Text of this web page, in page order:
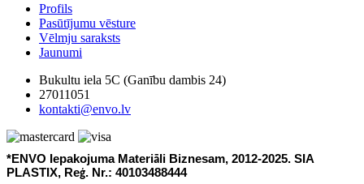
Profils
Pasūtījumu vēsture
Vēlmju saraksts
Jaunumi
Bukultu iela 5C (Ganību dambis 24)
27011051
kontakti@envo.lv
*ENVO Iepakojuma Materiāli Biznesam, 2012-2025. SIA
PLASTIX, Reģ. Nr.: 40103488444